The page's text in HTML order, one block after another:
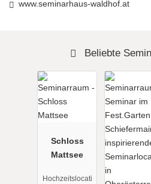
www.seminarhaus-waldhof.at
Beliebte
Schloss
Mattsee
Hochzeitslocati